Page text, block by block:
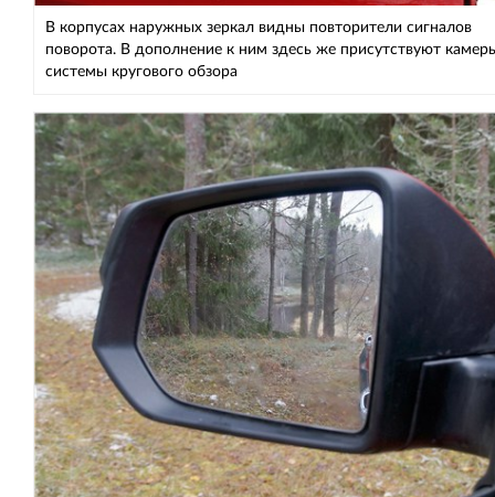
В корпусах наружных зеркал видны повторители сигналов
поворота. В дополнение к ним здесь же присутствуют
системы кругового обзора